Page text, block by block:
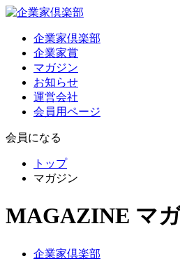
企業家倶楽部
企業家賞
マガジン
お知らせ
運営会社
会員用ページ
会員になる
トップ
マガジン
MAGAZINE マ
企業家倶楽部